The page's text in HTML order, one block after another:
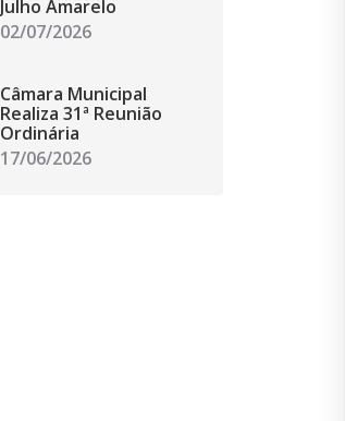
Julho Amarelo
02/07/2026
Câmara Municipal
Realiza 31ª Reunião
Ordinária
17/06/2026